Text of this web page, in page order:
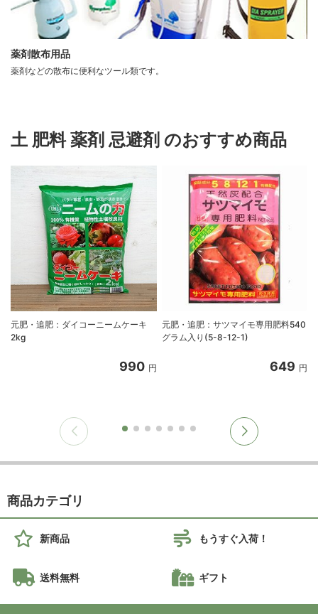
薬剤散布用品
薬剤などの散布に便利なツール類です。
土 肥料 薬剤 忌避剤 のおすすめ商品
元肥・追肥：ダイコーニームケーキ
2kg
990 円
元肥・追肥：サツマイモ専用肥料540
グラム入り(5-8-12-1)
649 円
商品カテゴリ
新商品 もうすぐ入荷！
送料無料 ギフト